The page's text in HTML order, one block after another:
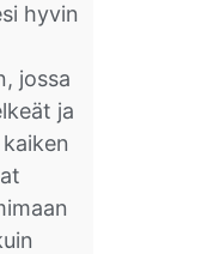
hyvin
jossa
ja